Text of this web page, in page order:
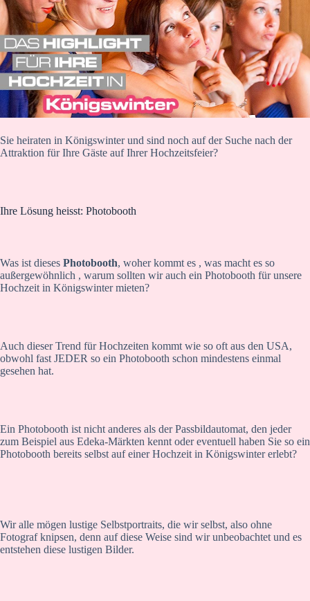
Sie heiraten in Königswinter und sind noch auf der Suche nach der
Attraktion für Ihre Gäste auf Ihrer Hochzeitsfeier?
Ihre Lösung heisst: Photobooth
Was ist dieses Photobooth, woher kommt es , was macht es so
außergewöhnlich , warum sollten wir auch ein Photobooth für unsere
Hochzeit in Königswinter mieten?
Auch dieser Trend für Hochzeiten kommt wie so oft aus den USA,
obwohl fast JEDER so ein Photobooth schon mindestens einmal
gesehen hat.
Ein Photobooth ist nicht anderes als der Passbildautomat, den jeder
zum Beispiel aus Edeka-Märkten kennt oder eventuell haben Sie so ein
Photobooth bereits selbst auf einer Hochzeit in Königswinter erlebt?
Wir alle mögen lustige Selbstportraits, die wir selbst, also ohne
Fotograf knipsen, denn auf diese Weise sind wir unbeobachtet und es
entstehen diese lustigen Bilder.